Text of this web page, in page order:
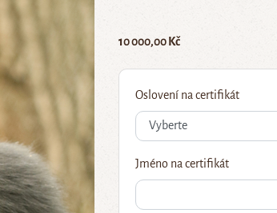
10 000,00 Kč
Oslovení na certifikát
Jméno na certifikát